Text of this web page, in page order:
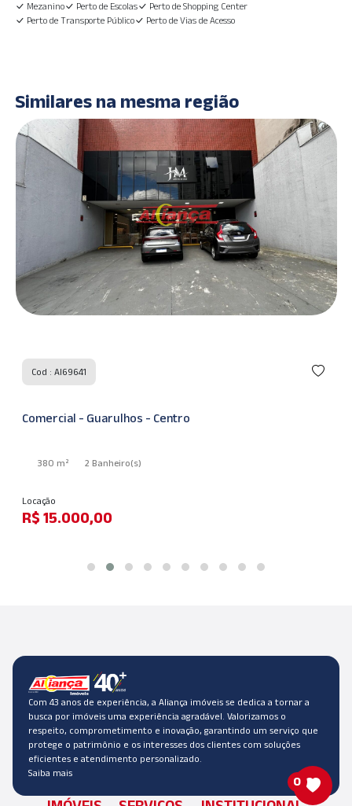
Mezanino Perto de Escolas
Perto de Shopping Center
Perto de Transporte Público
Perto de Vias de Acesso
Similares na mesma região
Cod : AI4626
Comercial - Guarulhos - Centro
850 m²
Locação
R$ 28.000,00
Com 43 anos de experiência, a Aliança imóveis se dedica a tornar a
busca por imóveis uma experiência agradável. Valorizamos o
respeito, comprometimento e inovação, garantindo um serviço que
protege o patrimônio e os interesses dos clientes com soluções
eficientes e atendimento personalizado.
Saiba mais
0